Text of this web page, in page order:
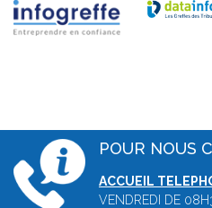
POUR NOUS
ACCUEIL
VENDREDI DE